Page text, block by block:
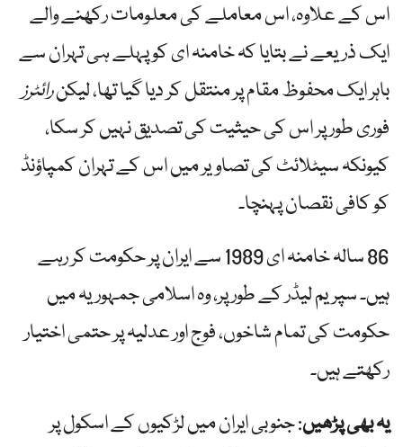
اس کے علاوہ، اس معاملے کی معلومات رکھنے والے
ایک ذریعے نے بتایا کہ خامنہ ای کو پہلے ہی تہران سے
باہر ایک محفوظ مقام پر منتقل کر دیا گیا تھا، لیکنرائٹرز
فوری طور پر اس کی حیثیت کی تصدیق نہیں کر سکا،
کیونکہ سیٹلائٹ کی تصاویر میں اس کے تہران کمپاؤنڈ
کو کافی نقصان پہنچا۔
86 سالہ خامنہ ای 1989 سے ایران پر حکومت کر رہے
ہیں۔ سپریم لیڈر کے طور پر، وہ اسلامی جمہوریہ میں
حکومت کی تمام شاخوں، فوج اور عدلیہ پر حتمی اختیار
رکھتے ہیں۔
یہ بھی پڑھیں: جنوبی ایران میں لڑکیوں کے اسکول پر